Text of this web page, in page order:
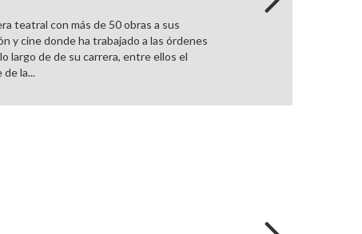
teatral con más de 50 obras a sus
y cine donde ha trabajado a las órdenes
largo de de su carrera, entre ellos el
la...